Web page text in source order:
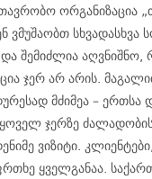
ორგანიზაცია
ვმუშაობთ
შემიძლია აღვნიშნო,
ჯერ არ არის.
მძიმეა – ერთსა
ჯერზე
ვიზიტი.
ყველგანაა.